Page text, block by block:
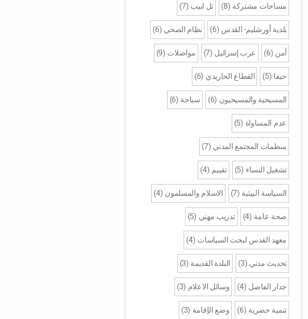
مساحات مشتركة (8)
تل ابيب (7)
بلدية أورشليم- القدس (6)
نظام الصحي (6)
أمن (6)
عرب إسرائيل (7)
مواصلات (9)
حيفا (5)
القطاع الحاريدي (6)
المسيحية والمسيحيون (6)
سياحة (6)
عدم المساواة (5)
منظمات المجتمع المدني (7)
تشغيل النساء (5)
تقييم (4)
السياسة البيئية (7)
الاسلام والمسلمون (4)
صحة عامة (4)
تدريب مهني (5)
معهد القدس لبحث السياسات (4)
تحديث مدني (3)
البلدة القديمة (3)
جدار الفاصل (4)
وسائل الاعلام (3)
تنمية حضرية (6)
وضع الإقامة (3)